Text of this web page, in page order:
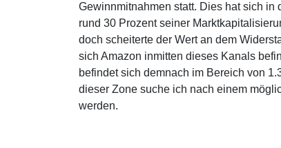
Gewinnmitnahmen statt. Dies hat sich in
rund 30 Prozent seiner
doch scheiterte der Wert an dem
sich Amazon inmitten dieses Kanals
befindet sich demnach im Bereich von
dieser Zone suche ich nach einem
werden.